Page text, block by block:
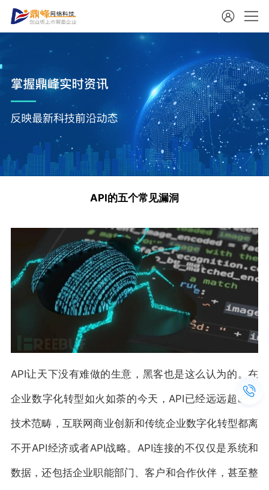
API的五个常见漏洞
API让天下没有难做的生意，黑客也是这么认为的。在
企业数字化转型如火如荼的今天，API已经远远超出了
技术范畴，互联网商业创新和传统企业数字化转型都离
不开API经济或者API战略。API连接的不仅仅是系统和
数据，还包括企业职能部门、客户和合作伙伴，甚至整